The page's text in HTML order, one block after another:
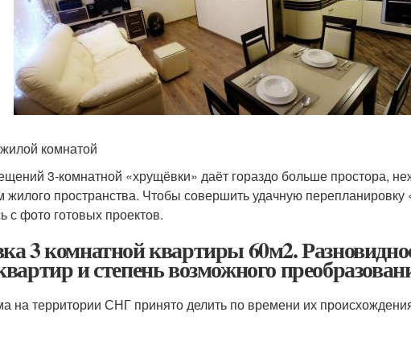
комнатой
3-комнатной «хрущёвки» даёт гораздо больше простора,
пространства. Чтобы совершить удачную перепланировку
с фото готовых проектов.
3 комнатной квартиры 60м2.
и степень возможного
на территории СНГ принято делить по времени их